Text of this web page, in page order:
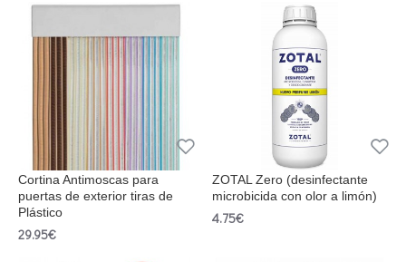
Cortina Antimoscas para
puertas de exterior tiras de
Plástico
29.95€
ZOTAL Zero (desinfectante
microbicida con olor a limón)
4.75€